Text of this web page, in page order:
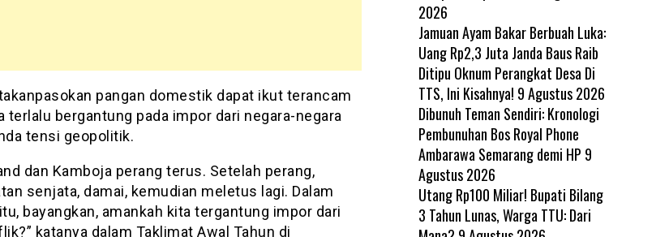
pangan domestik dapat ikut terancam
terlalu bergantung pada impor dari negara-negara
tensi geopolitik.
dan Kamboja perang terus. Setelah perang,
senjata, damai, kemudian meletus lagi. Dalam
bayangkan, amankah kita tergantung impor dari
katanya dalam Taklimat Awal Tahun di
2026
Jamuan Ayam Bakar Berbuah Luka:
Uang Rp2,3 Juta Janda Baus Raib
Ditipu Oknum Perangkat Desa Di
TTS, Ini Kisahnya! 9 Agustus 2026
Dibunuh Teman Sendiri: Kronologi
Pembunuhan Bos Royal Phone
Ambarawa Semarang demi HP 9
Agustus 2026
Utang Rp100 Miliar! Bupati Bilang
3 Tahun Lunas, Warga TTU: Dari